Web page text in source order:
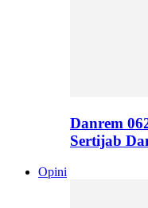
Danrem
Sertijab
Opini